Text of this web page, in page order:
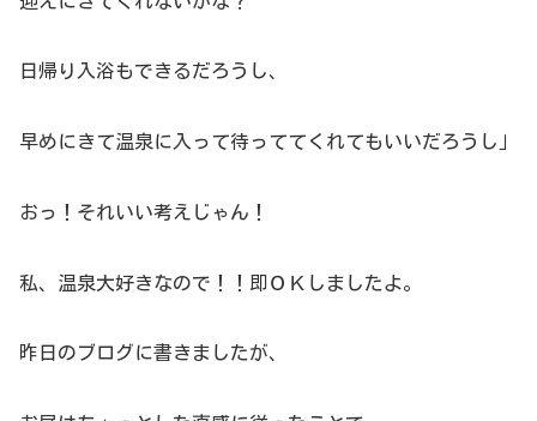
日帰り入浴もできるだろうし、
早めにきて温泉に入って待っててくれてもいいだろうし」
おっ！それいい考えじゃん！
私、温泉大好きなので！！即ＯＫしましたよ。
昨日のブログに書きましたが、